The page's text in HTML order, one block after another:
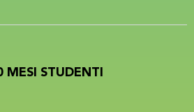
STUDENTI